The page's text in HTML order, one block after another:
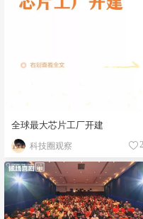
全球最大芯片工厂开建
科技圈观察